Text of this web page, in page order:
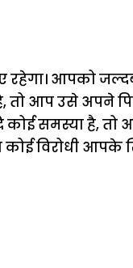
आपको
तो आप उसे अपने
समस्या है,
विरोधी आपके